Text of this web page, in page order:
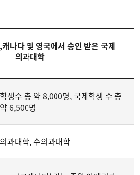
,캐나다 및 영국에서 승인 받은 국제
의과대학
학생수 총 약 8,000명, 국제학생 수 총
약 6,500명
의과대학, 수의과대학